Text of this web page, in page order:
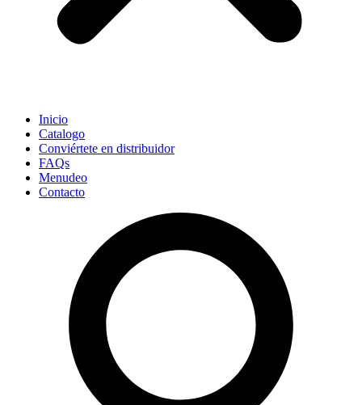
Inicio
Catalogo
Conviértete en distribuidor
FAQs
Menudeo
Contacto